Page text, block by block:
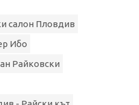
салон Пловдив
Ибо
Райковски